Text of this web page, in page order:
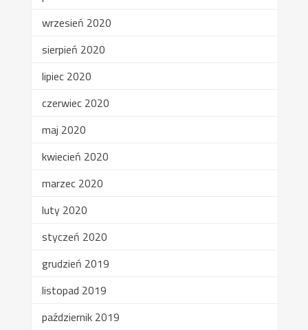
wrzesień 2020
sierpień 2020
lipiec 2020
czerwiec 2020
maj 2020
kwiecień 2020
marzec 2020
luty 2020
styczeń 2020
grudzień 2019
listopad 2019
październik 2019